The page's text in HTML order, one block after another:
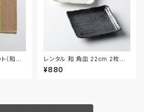
（和風）
レンタル 和 角皿 22cm 2枚セッ
ト｜WKA007
¥880